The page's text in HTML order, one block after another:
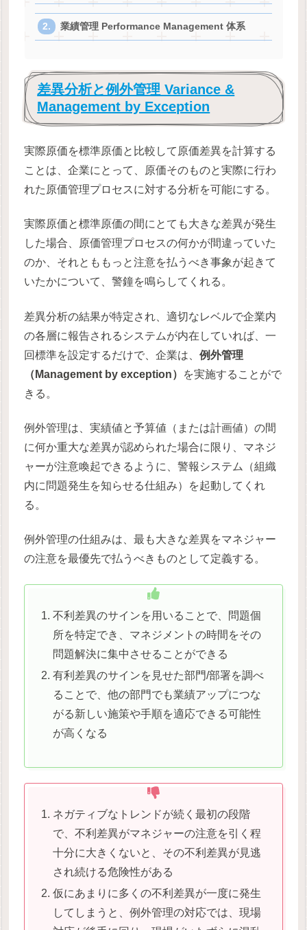
業績管理 Performance Management 体系
差異分析と例外管理 Variance &
Management by Exception
実際原価を標準原価と比較して原価差異を計算する
ことは、企業にとって、原価そのものと実際に行わ
れた原価管理プロセスに対する分析を可能にする。
実際原価と標準原価の間にとても大きな差異が発生
した場合、原価管理プロセスの何かが間違っていた
のか、それとももっと注意を払うべき事象が起きて
いたかについて、警鐘を鳴らしてくれる。
差異分析の結果が特定され、適切なレベルで企業内
の各層に報告されるシステムが内在していれば、一
回標準を設定するだけで、企業は、例外管理
（Management by exception）
を実施することがで
きる。
例外管理は、実績値と予算値（または計画値）の間
に何か重大な差異が認められた場合に限り、マネジ
ャーが注意喚起できるように、警報システム（組織
内に問題発生を知らせる仕組み）を起動してくれ
る。
例外管理の仕組みは、最も大きな差異をマネジャー
の注意を最優先で払うべきものとして定義する。
不利差異のサインを用いることで、問題個
所を特定でき、マネジメントの時間をその
問題解決に集中させることができる
有利差異のサインを見せた部門/部署を調べ
ることで、他の部門でも業績アップにつな
がる新しい施策や手順を適応できる可能性
が高くなる
ネガティブなトレンドが続く最初の段階
で、不利差異がマネジャーの注意を引く程
十分に大きくないと、その不利差異が見逃
され続ける危険性がある
仮にあまりに多くの不利差異が一度に発生
してしまうと、例外管理の対応では、現場